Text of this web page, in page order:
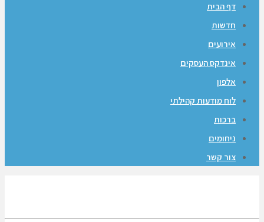
דף הבית
חדשות
אירועים
אינדקס העסקים
אלפון
לוח מודעות קהילתי
ברכות
ניחומים
צור קשר